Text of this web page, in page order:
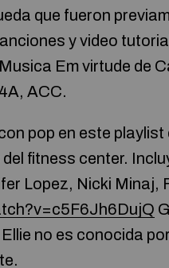
que fueron
y video
Em virtude de
ACC.
pop en este
fitness center.
Lopez, Nicki Minaj,
no es conocida